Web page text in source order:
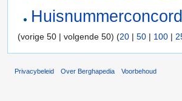
(vorige 50 | volgende 50) (20 | 50 | 100 |
Privacybeleid Over Berghapedia Voorbehoud